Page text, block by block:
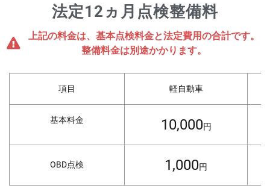
法定12ヵ月点検整備料
上記の料金は、基本点検料金と法定費用の合計です。
整備料金は別途かかります。
項目 軽自動車
基本料金 10,000円
OBD点検 1,000円